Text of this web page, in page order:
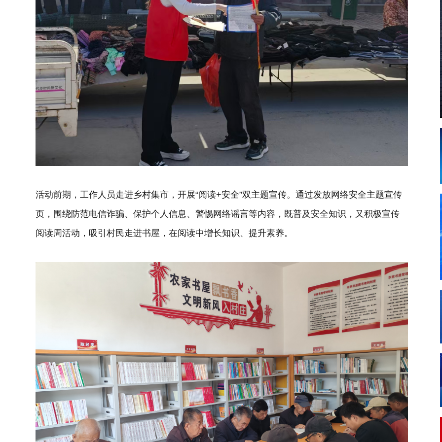
活动前期，工作人员走进乡村集市，开展“阅读+安全”双主题宣传。通过发放网络安全主题宣传
页，围绕防范电信诈骗、保护个人信息、警惕网络谣言等内容，既普及安全知识，又积极宣传
阅读周活动，吸引村民走进书屋，在阅读中增长知识、提升素养。